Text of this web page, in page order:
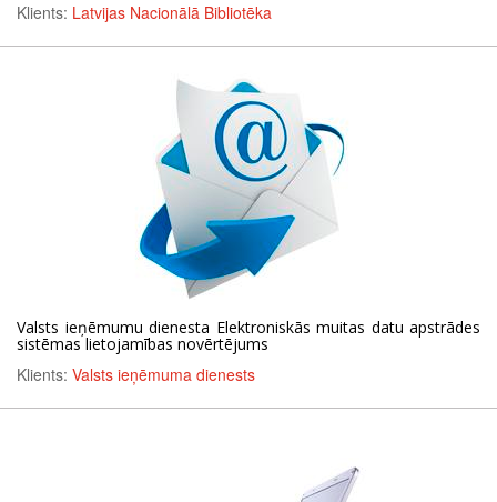
Klients: Latvijas Nacionālā Bibliotēka
Valsts ieņēmumu dienesta Elektroniskās muitas datu apstrādes
sistēmas lietojamības novērtējums
Klients: Valsts ieņēmuma dienests